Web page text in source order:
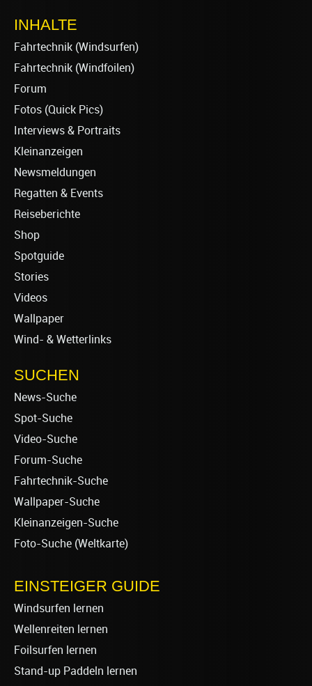
INHALTE
Fahrtechnik (Windsurfen)
Fahrtechnik (Windfoilen)
Forum
Fotos (Quick Pics)
Interviews & Portraits
Kleinanzeigen
Newsmeldungen
Regatten & Events
Reiseberichte
Shop
Spotguide
Stories
Videos
Wallpaper
Wind- & Wetterlinks
SUCHEN
News-Suche
Spot-Suche
Video-Suche
Forum-Suche
Fahrtechnik-Suche
Wallpaper-Suche
Kleinanzeigen-Suche
Foto-Suche (Weltkarte)
EINSTEIGER GUIDE
Windsurfen lernen
Wellenreiten lernen
Foilsurfen lernen
Stand-up Paddeln lernen